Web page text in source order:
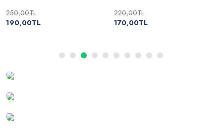
250,00TL
190,00TL
220,00TL
170,00TL